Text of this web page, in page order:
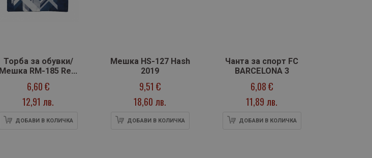
Торба за обувки/
Мешка RM-185 Real
Madrid Color 5
6,60 €
12,91 лв.
ДОБАВИ В КОЛИЧКА
Мешка HS-127 Hash
2019
9,51 €
18,60 лв.
ДОБАВИ В КОЛИЧКА
Чанта за спорт FC
BARCELONA 3
6,08 €
11,89 лв.
ДОБАВИ В КОЛИЧКА